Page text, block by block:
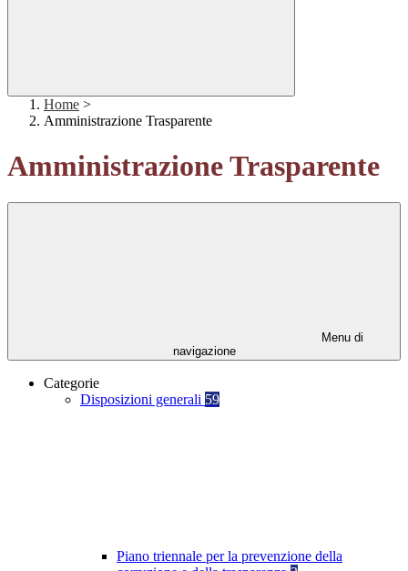
Home >
Amministrazione Trasparente
Amministrazione Trasparente
Menu di
navigazione
Categorie
Disposizioni generali 59
Piano triennale per la prevenzione della